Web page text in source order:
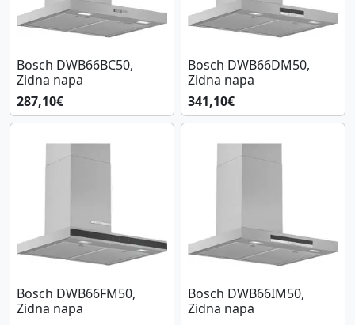
Bosch DWB66BC50,
Zidna napa
287,10€
Bosch DWB66DM50,
Zidna napa
341,10€
Bosch DWB66FM50,
Zidna napa
Bosch DWB66IM50,
Zidna napa